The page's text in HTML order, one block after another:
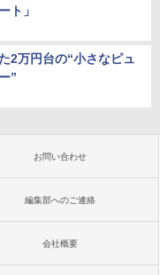
ト」
2万円台の“小さなピュ
”
お問い合わせ
編集部へのご連絡
会社概要